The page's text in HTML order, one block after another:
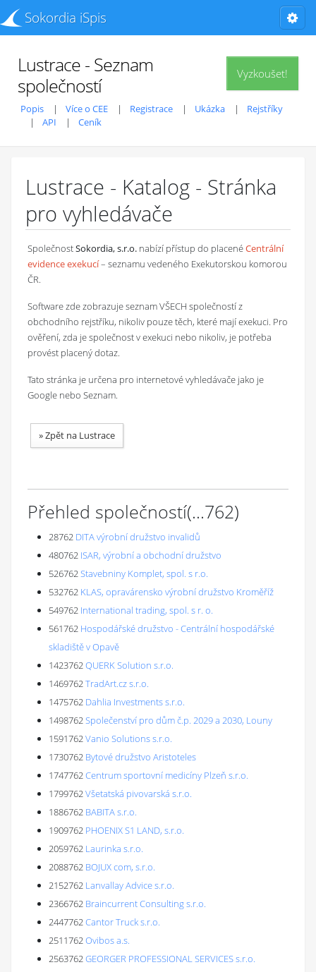
Sokordia iSpis
Vyzkoušet!
Lustrace - Seznam
společností
Popis Více o CEE Registrace Ukázka
Rejstříky
API
Ceník
Lustrace - Katalog - Stránka
pro vyhledávače
SpolečnostSokordia, s.r.o. nabízí přístup do placenéCentrální
evidence exekucí– seznamu vedeného Exekutorskou komorou
ČR.
Software zde zobrazuje seznam VŠECH společností z
obchodního rejstříku, nikoliv pouze těch, které mají exekuci. Pro
ověření, zda je společnost v exekuci nebo nikoliv, je potřeba
provést placený dotaz.
Tato stránka je určena pro internetové vyhledávače jako je
Google nebo Seznam.
»Zpět na Lustrace
Přehled společností(...762)
28762 DITA výrobní družstvo invalidů
480762 ISAR, výrobní a obchodní družstvo
526762Stavebniny Komplet, spol. s r.o.
532762 KLAS, opravárensko výrobní družstvo Kroměříž
549762 International trading, spol. s r. o.
561762 Hospodářské družstvo - Centrální hospodářské
skladiště v Opavě
1423762QUERK Solution s.r.o.
1469762TradArt.cz s.r.o.
1475762 Dahlia Investments s.r.o.
1498762Společenství pro dům č.p. 2029 a 2030, Louny
1591762Vanio Solutions s.r.o.
1730762 Bytové družstvo Aristoteles
1747762Centrum sportovní medicíny Plzeň s.r.o.
1799762Všetatská pivovarská s.r.o.
1886762 BABITA s.r.o.
1909762 PHOENIX S1 LAND, s.r.o.
2059762 Laurinka s.r.o.
2088762 BOJUX com, s.r.o.
2152762 Lanvallay Advice s.r.o.
2366762 Braincurrent Consulting s.r.o.
2447762Cantor Truck s.r.o.
2511762Ovibos a.s.
2563762GEORGER PROFESSIONAL SERVICES s.r.o.